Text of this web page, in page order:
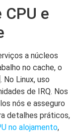
e
a núcleos
no cache, o
Linux, uso
de IRQ. Nos
nós e asseguro
detalhes práticos,
no alojamento,